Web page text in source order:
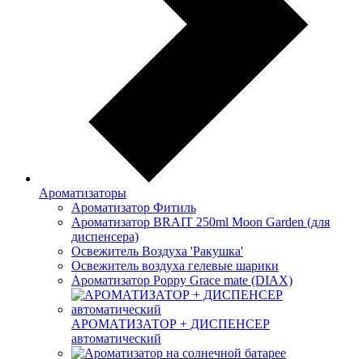
Ароматизаторы
Ароматизатор Фитиль
Ароматизатор BRAIT 250ml Moon Garden (для
диспенсера)
Освежитель Воздуха 'Ракушка'
Освежитель воздуха гелевые шарики
Ароматизатор Poppy Grace mate (DIAX)
АРОМАТИЗАТОР + ДИСПЕНСЕР
автоматический